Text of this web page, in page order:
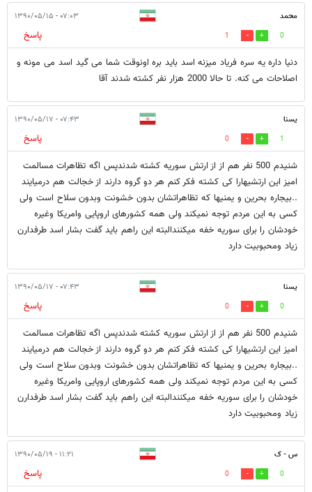
محمد ۰۷:۰۳ - ۱۳۹۰/۰۵/۱۵
0
1
پاسخ
دنیا داره یه سره فریاد میزنه اسد باید بره اونوقت شما می گید اسد می مونه و
اصلاحات می کنه. تا حالا 2000 هزار نفر کشته شدند آقا
یسنا ۰۷:۴۳ - ۱۳۹۰/۰۵/۱۷
1
0
پاسخ
شنیدم 500 نفر هم از از ارتش سوریه کشته شدندپس اگه تظاهرات مسالمت
امیز این ارتشیهارا کی کشته فکر کنم هر دو گروه دارند از خجالت هم درمیایند
..بیجاره بحرین و یمنیها که تظاهراتشان بدون خشونت وبدون سلاح است ولی
کسی به این مردم توجه نمیکند ولی همه کشورهای اروپایی وامریکا وغیره
خودشان را برای سوریه خفه میکنندالبته این راهم باید گفت بشار اسد طرفدارن
زیاد ومحبوبیت دارد
یسنا ۰۷:۴۳ - ۱۳۹۰/۰۵/۱۷
0
0
پاسخ
شنیدم 500 نفر هم از از ارتش سوریه کشته شدندپس اگه تظاهرات مسالمت
امیز این ارتشیهارا کی کشته فکر کنم هر دو گروه دارند از خجالت هم درمیایند
..بیجاره بحرین و یمنیها که تظاهراتشان بدون خشونت وبدون سلاح است ولی
کسی به این مردم توجه نمیکند ولی همه کشورهای اروپایی وامریکا وغیره
خودشان را برای سوریه خفه میکنندالبته این راهم باید گفت بشار اسد طرفدارن
زیاد ومحبوبیت دارد
س - ک ۱۱:۲۱ - ۱۳۹۰/۰۵/۱۹
0
0
پاسخ